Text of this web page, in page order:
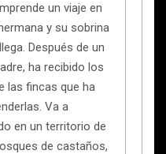
un viaje en
y su sobrina
Después de un
ha recibido los
las fincas que ha
Va a
en un territorio de
de castaños,